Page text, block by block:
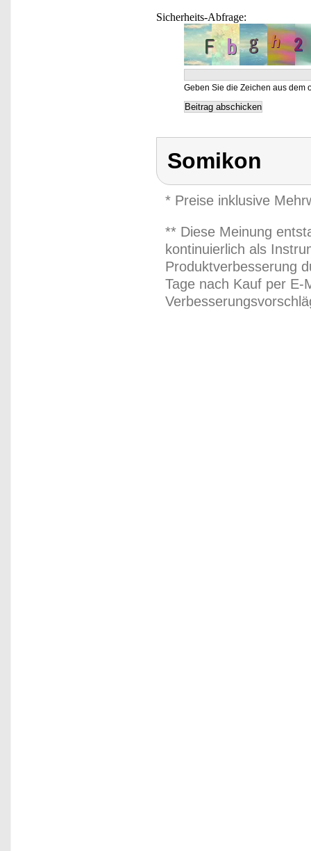
Sicherheits-Abfrage:
Geben Sie die Zeichen aus dem
Somikon
* Preise inklusive
** Diese Meinung
kontinuierlich als
Produktverbesserung
Tage nach Kauf per E-